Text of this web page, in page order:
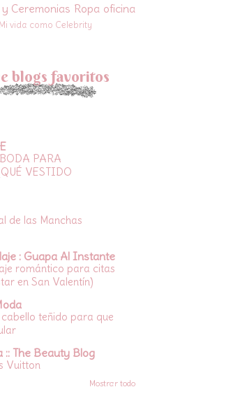
Ceremonias Ropa oficina
Mi vida como Celebrity
blogs favoritos
PARA
VESTIDO
de las Manchas
: Guapa Al Instante
romántico para citas
en San Valentín)
teñido para que
:: The Beauty Blog
Vuitton
Mostrar todo